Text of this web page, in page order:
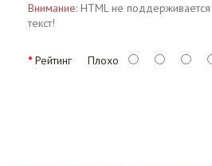
Внимание: HTML не
текст!
Рейтинг Плохо